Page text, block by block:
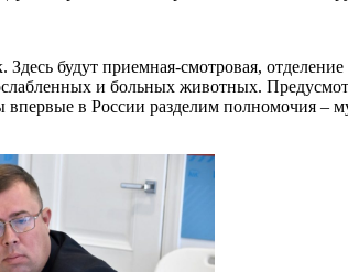
Здесь будут приемная-смотровая,
и больных животных.
в России разделим полномочия –